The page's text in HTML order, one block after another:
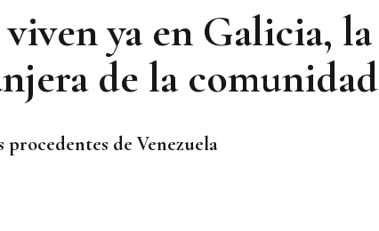
viven ya en Galicia, la
de la comunidad
procedentes de Venezuela